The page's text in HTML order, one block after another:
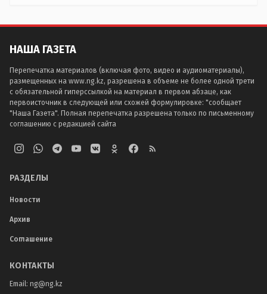
НАША ГАЗЕТА
Перепечатка материалов (включая фото, видео и аудиоматериалы),
размещенных на www.ng.kz, разрешена в объеме не более одной трети
с обязательной гиперссылкой на материал в первом абзаце, как
первоисточник в следующей или схожей формулировке: "сообщает
"Наша Газета". Полная перепечатка разрешена только по письменному
соглашению с редакцией сайта
РАЗДЕЛЫ
Новости
Архив
Соглашение
КОНТАКТЫ
Email: ng@ng.kz